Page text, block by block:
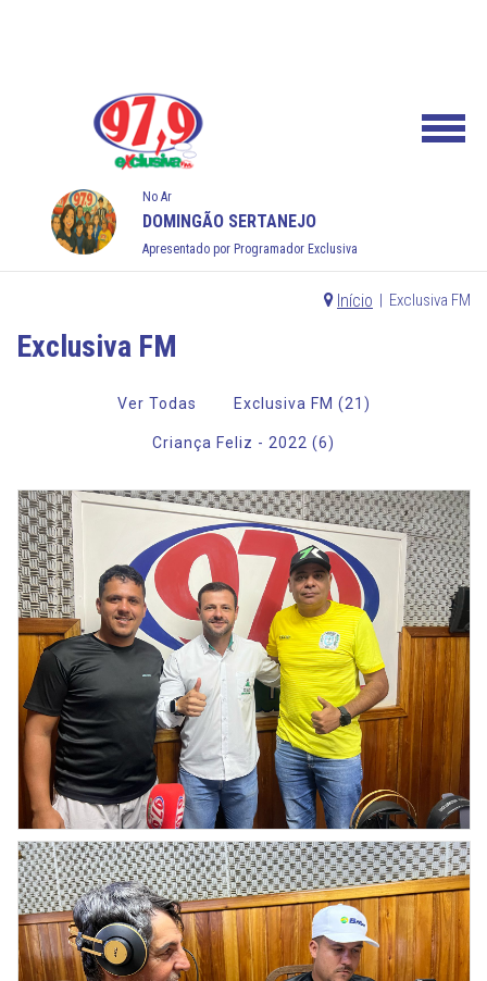
No Ar
DOMINGÃO SERTANEJO
Apresentado por Programador Exclusiva
Início | Exclusiva FM
Exclusiva FM
Ver Todas Exclusiva FM (21)
Criança Feliz - 2022 (6)